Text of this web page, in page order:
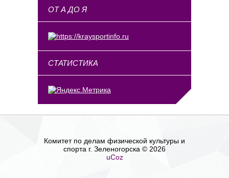
ОТ А ДО Я
СТАТИСТИКА
Комитет по делам физической культуры и
спорта г. Зеленогорска © 2026
uCoz